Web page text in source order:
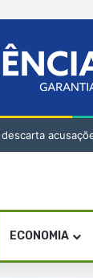
ECONOMIA